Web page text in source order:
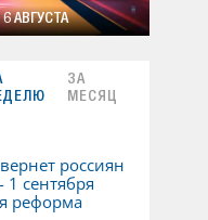
АВГУСТА
ЗА
МЕСЯЦ
россиян
сентября
реформа